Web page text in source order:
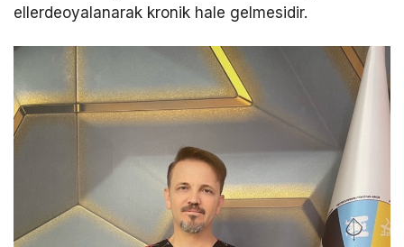
ellerdeoyalanarak kronik hale gelmesidir.